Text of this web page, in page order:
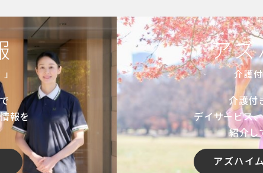
報を
ア
介護
介護付
デイサービス
紹介し
アズハイ